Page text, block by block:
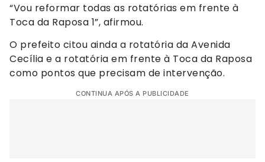
“Vou reformar todas as rotatórias em frente à
Toca da Raposa 1”, afirmou.
O prefeito citou ainda a rotatória da Avenida
Cecília e a rotatória em frente à Toca da Raposa
como pontos que precisam de intervenção.
CONTINUA APÓS A PUBLICIDADE